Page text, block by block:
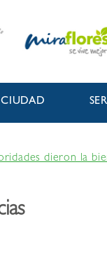
CIUDAD
dieron la